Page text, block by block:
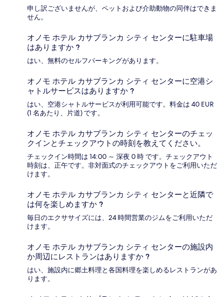
申し訳ございませんが、ペットおよび介助動物の同伴はできま
せん。
オノモ ホテル カサブランカ シティ センターに駐車場
はありますか ?
はい、無料のセルフパーキングがあります。
オノモ ホテル カサブランカ シティ センターに空港シ
ャトルサービスはありますか ?
はい、空港シャトルサービスが利用可能です。料金は 40 EUR
(1 名あたり、片道) です。
オノモ ホテル カサブランカ シティ センターのチェッ
クインとチェックアウトの時刻を教えてください。
チェックイン時間は 14:00 ～ 深夜 0 時 です。チェックアウト
時刻は、正午です。非対面式のチェックアウトをご利用いただ
けます。
オノモ ホテル カサブランカ シティ センターと近隣で
は何を楽しめますか ?
毎日のエクササイズには、24 時間営業のジムをご利用いただ
けます。
オノモ ホテル カサブランカ シティ センターの施設内
か周辺にレストランはありますか ?
はい、施設内に郷土料理と各国料理を楽しめるレストランがあ
ります。